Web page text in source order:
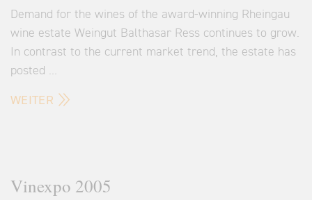
Demand for the wines of the award-winning Rheingau
wine estate Weingut Balthasar Ress continues to grow.
In contrast to the current market trend, the estate has
posted …
WEITER
Vinexpo 2005